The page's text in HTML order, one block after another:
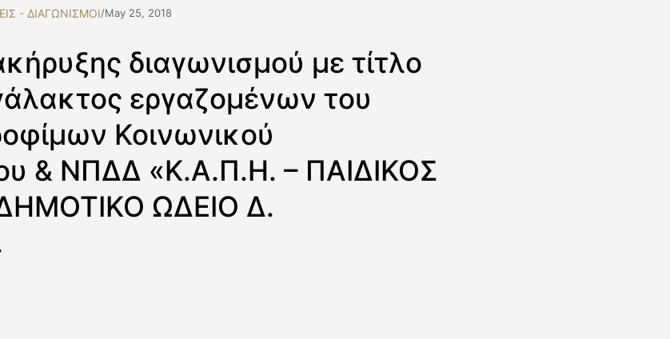
- ΔΙΑΓΩΝΙΣΜΟΙ/May 25, 2018
διαγωνισμού με τίτλο
εργαζομένων του
Κοινωνικού
& ΝΠΔΔ «Κ.Α.Π.Η. – ΠΑΙΔΙΚΟΣ
ΩΔΕΙΟ Δ.